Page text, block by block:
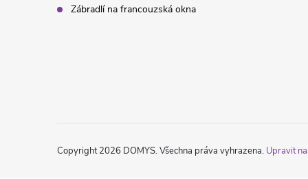
Zábradlí na francouzská okna
Copyright 2026 DOMYS. Všechna práva vyhrazena. Upravit